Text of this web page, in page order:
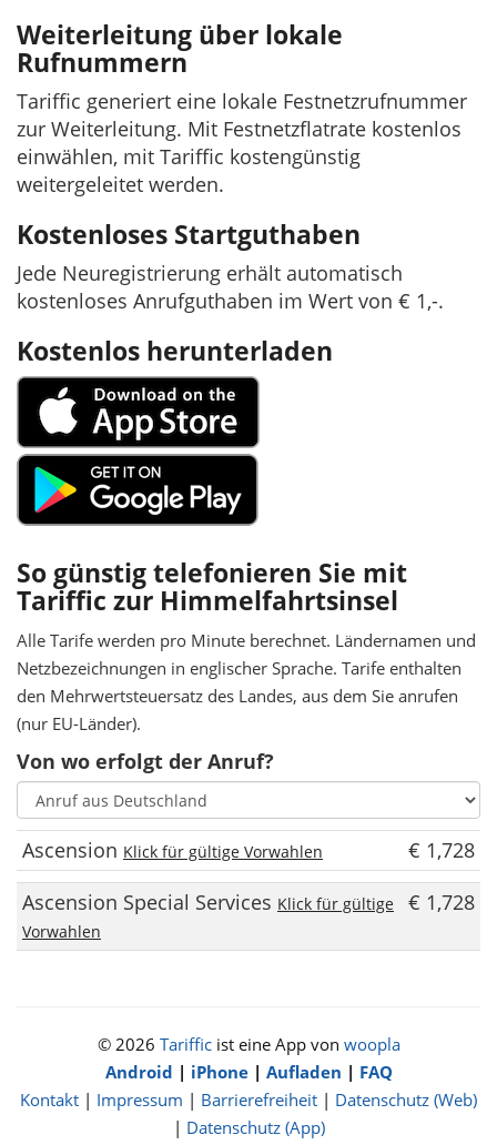
Weiterleitung über lokale
Rufnummern
Tariffic generiert eine lokale Festnetzrufnummer
zur Weiterleitung. Mit Festnetzflatrate kostenlos
einwählen, mit Tariffic kostengünstig
weitergeleitet werden.
Kostenloses Startguthaben
Jede Neuregistrierung erhält automatisch
kostenloses Anrufguthaben im Wert von € 1,-.
Kostenlos herunterladen
So günstig telefonieren Sie mit
Tariffic zur Himmelfahrtsinsel
Alle Tarife werden pro Minute berechnet. Ländernamen und
Netzbezeichnungen in englischer Sprache. Tarife enthalten
den Mehrwertsteuersatz des Landes, aus dem Sie anrufen
(nur EU-Länder).
Von wo erfolgt der Anruf?
Ascension Klick für gültige Vorwahlen
€ 1,728
Ascension Special Services Klick für gültige
Vorwahlen
€ 1,728
© 2026 Tarifficist eine App von woopla
Android | iPhone| Aufladen | FAQ
Kontakt | Impressum | Barrierefreiheit | Datenschutz (Web)
| Datenschutz (App)